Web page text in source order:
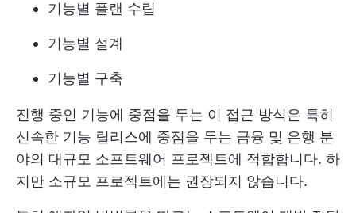
기능별 플랜 수립
기능별 설계
기능별 구축
진행 중인 기능에 중점을 두는 이 접근 방식은 특히
신속한 기능 릴리스에 중점을 두는 금융 및 은행 분
야의 대규모 소프트웨어 프로젝트에 적합합니다. 하
지만 소규모 프로젝트에는 권장되지 않습니다.